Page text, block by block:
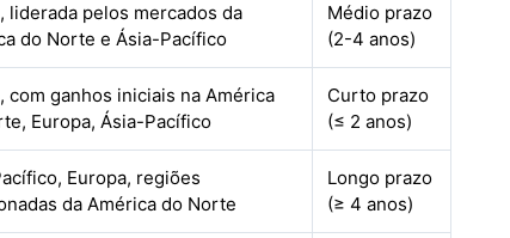
liderada pelos mercados da
do Norte e Ásia-Pacífico
Médio prazo
(2-4 anos)
com ganhos iniciais na América
Europa, Ásia-Pacífico
Curto prazo
(≤ 2 anos)
Europa, regiões
da América do Norte
Longo prazo
(≥ 4 anos)